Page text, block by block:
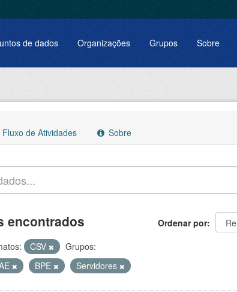
de dados Organizações Grupos Sobre
Fluxo de Atividades Sobre
Ordenar por
encontrados
CSV
Grupos:
BPE Servidores